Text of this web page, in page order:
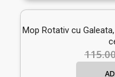
Mop Rotativ cu